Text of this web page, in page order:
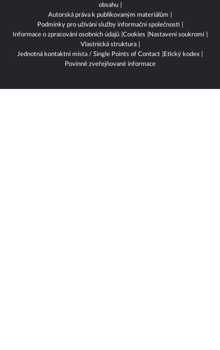
obsahu
Autorská práva k publikovaným materiálům
Podmínky pro užívání služby informační společnosti
Informace o zpracování osobních údajů Cookies
Nastavení soukromí
Vlastnická struktura
Jednotná kontaktní místa / Single Points of Contact
Etický kodex
Povinně zveřejňované informace